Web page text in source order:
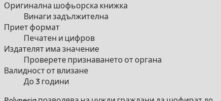
Оригинална шофьорска книжка
Винаги задължителна
Приет формат
Печатен и цифров
Издателят има значение
Проверете признаването от органа
Валидност от влизане
До 3 години